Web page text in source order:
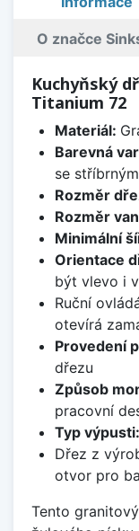
O značce
Kuchyňský
Titanium 72
Materiál:
Barevná
se
Rozměr
Rozměr
Minimální
Orientace
být vlevo i
Ruční
otevírá
Provedení
dřezu
Způsob
pracovní
Typ výpusti:
Dřez z
otvor pro
Tento